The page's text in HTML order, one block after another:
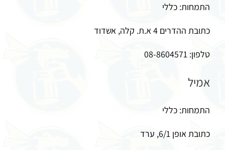
התמחות: כללי
כתובת ההדרים 4 א.ת. קלה, אשדוד
טלפון: 08-8604571
אמיל
התמחות: כללי
כתובת אופן 6/1, ערד